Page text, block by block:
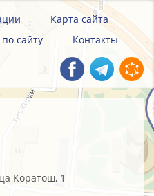
Карта сайта
сайту Контакты
Коратош, 1